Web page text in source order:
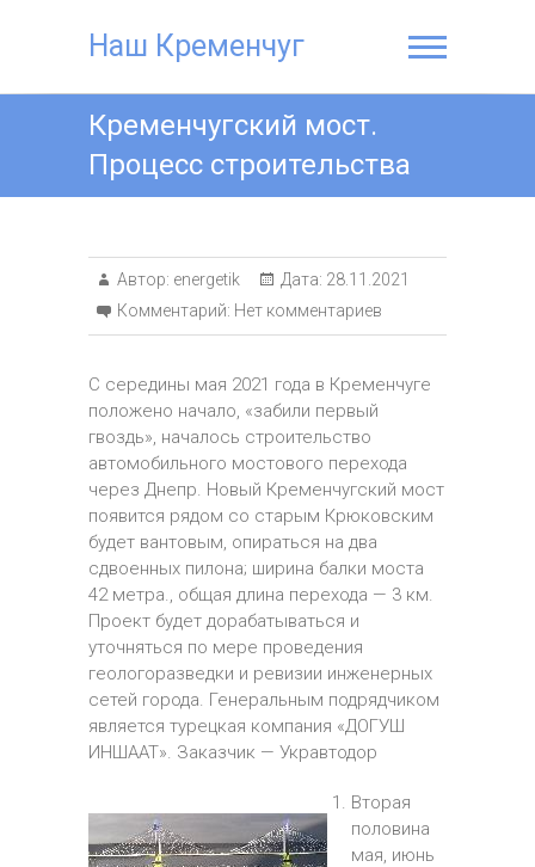
Наш Кременчуг
Кременчугский мост.
Процесс строительства
Автор: energetik Дата: 28.11.2021
Комментарий: Нет комментариев
С середины мая 2021 года в Кременчуге
положено начало, «забили первый
гвоздь», началось строительство
автомобильного мостового перехода
через Днепр. Новый Кременчугский мост
появится рядом со старым Крюковским
будет вантовым, опираться на два
сдвоенных пилона; ширина балки моста
42 метра., общая длина перехода — 3 км.
Проект будет дорабатываться и
уточняться по мере проведения
геологоразведки и ревизии инженерных
сетей города. Генеральным подрядчиком
является турецкая компания «ДОГУШ
ИНШААТ». Заказчик — Укравтодор
Вторая
половина
мая, июнь